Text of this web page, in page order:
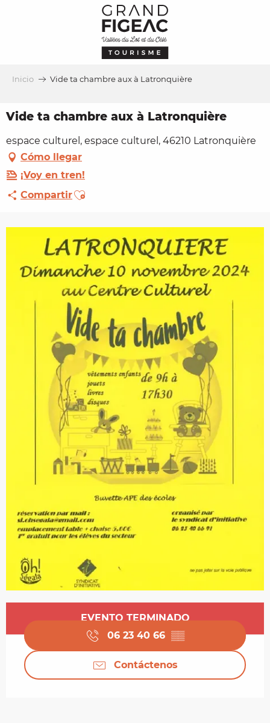
Inicio Vide ta chambre aux à Latronquière
Vide ta chambre aux à Latronquière
espace culturel, espace culturel, 46210 Latronquière
Cómo llegar
¡Voy en tren!
CompartirAjouter aux favoris
Horarios y datos de contacto
EVENTO TERMINADO
06 23 40 66 ▒▒
Contáctenos